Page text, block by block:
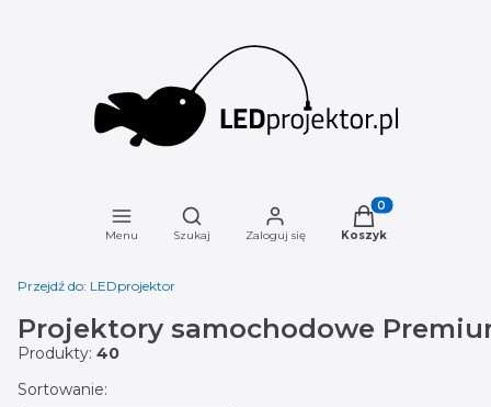
Menu
Otwórz wyszukiwarkę
Szukaj Zaloguj się
Produkty w
Koszyk
Przejdź do: LEDprojektor
Projektory samochodowe
Produkty: 40
Lista produktów
Sortowanie: